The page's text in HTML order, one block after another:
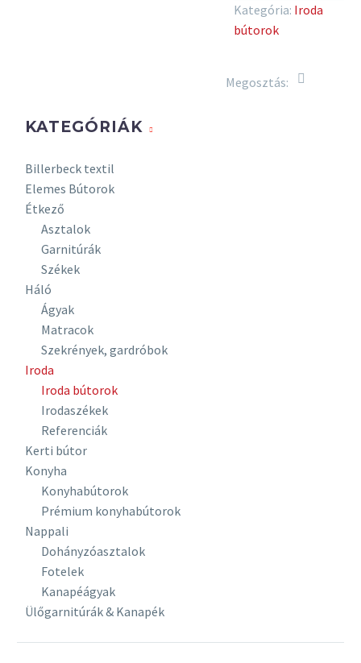
Kategória: Iroda
bútorok
Megosztás:
KATEGÓRIÁK
Billerbeck textil
Elemes Bútorok
Étkező
Asztalok
Garnitúrák
Székek
Háló
Ágyak
Matracok
Szekrények, gardróbok
Iroda
Iroda bútorok
Irodaszékek
Referenciák
Kerti bútor
Konyha
Konyhabútorok
Prémium konyhabútorok
Nappali
Dohányzóasztalok
Fotelek
Kanapéágyak
Ülőgarnitúrák & Kanapék